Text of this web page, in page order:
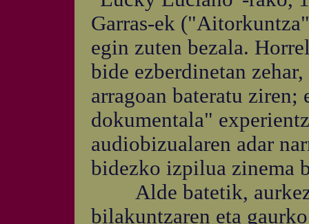
Garras-ek
egin zuten bezala.
bide ezberdinetan
arragoan bateratu ziren;
dokumentala"
audiobizualaren adar
bidezko izpilua zinema
Alde batetik,
bilakuntzaren eta